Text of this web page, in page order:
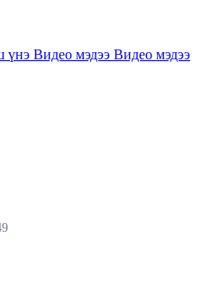
үнэ Видео мэдээ Видео мэдээ